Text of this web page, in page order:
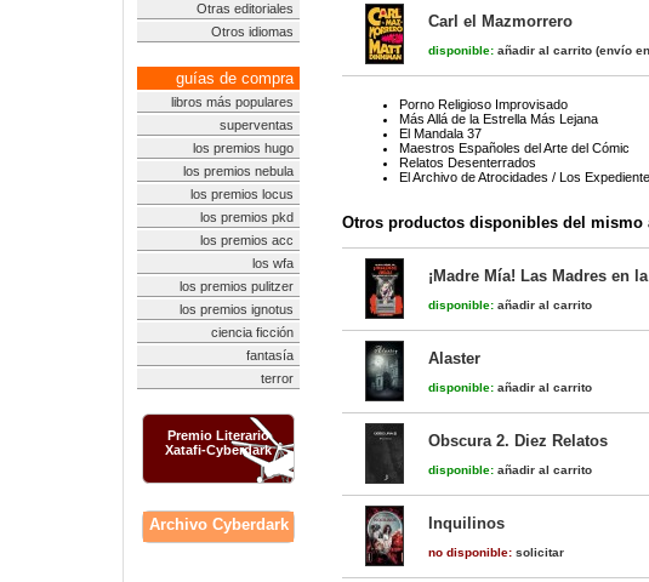
Otras editoriales
Otros idiomas
guías de compra
libros más populares
superventas
los premios hugo
los premios nebula
los premios locus
los premios pkd
los premios acc
los wfa
los premios pulitzer
los premios ignotus
ciencia ficción
fantasía
terror
Premio Literario
Xatafi-Cyberdark
Archivo Cyberdark
Carl el Mazmorrero
disponible: añadir al carrito (envío
Porno Religioso Improvisado
Más Allá de la Estrella Más Lejana
El Mandala 37
Maestros Españoles del Arte del Cómic
Relatos Desenterrados
El Archivo de Atrocidades / Los
Otros productos disponibles del mismo
¡Madre Mía! Las Madres en
disponible: añadir al carrito
Alaster
disponible: añadir al carrito
Obscura 2. Diez Relatos
disponible: añadir al carrito
Inquilinos
no disponible: solicitar